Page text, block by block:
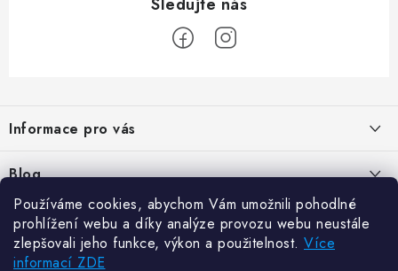
Používáme cookies, abychom Vám umožnili pohodlné
prohlížení webu a díky analýze provozu webu neustále
zlepšovali jeho funkce, výkon a použitelnost. Více
informací ZDE
p
a
t
Informace pro vás
Hodnocení obchodu
Reklamace zboží
Odstoupení od kupní smlouvy
Blog
Jak vybrat poštovní schránku?
21.5.2024
Facebook
Novinky